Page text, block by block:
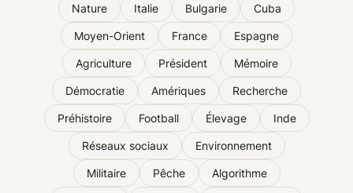
Nature Italie Bulgarie Cuba
Moyen-Orient France Espagne
Agriculture Président Mémoire
Démocratie Amériques Recherche
Préhistoire Football Élevage Inde
Réseaux sociaux Environnement
Militaire Pêche Algorithme